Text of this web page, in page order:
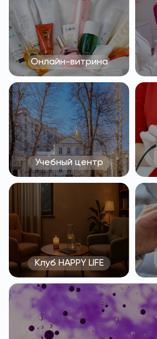
Онлайн-витрина
Учебный центр
Клуб HAPPY LIFE